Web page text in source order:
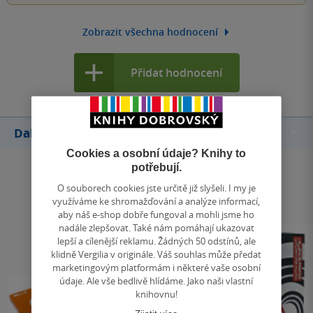
Zobrazit všechna hodnocení
Přidat hodnocení
Další knihy autora
Cookies a osobní údaje? Knihy to
potřebují.
O souborech cookies jste určitě již slyšeli. I my je
využíváme ke shromažďování a analýze informací,
aby náš e-shop dobře fungoval a mohli jsme ho
nadále zlepšovat. Také nám pomáhají ukazovat
lepší a cílenější reklamu. Žádných 50 odstínů, ale
klidně Vergilia v originále. Váš souhlas může předat
marketingovým platformám i některé vaše osobní
údaje. Ale vše bedlivě hlídáme. Jako naši vlastní
knihovnu!